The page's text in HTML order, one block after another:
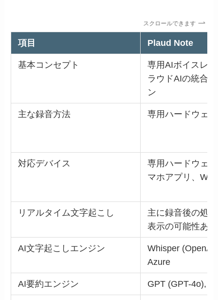
スクロールできます
項目 Plaud Note
基本コンセプト
専用AIボイスレ
ラウドAIの統合
ン
主な録音方法 専用ハードウェ
対応デバイス
専用ハードウェ
マホアプリ、
リアルタイム文字起こし
主に録音後の処
表示の可能性あ
AI文字起こしエンジン
Whisper
Azure
AI要約エンジン GPT (GPT-4o),